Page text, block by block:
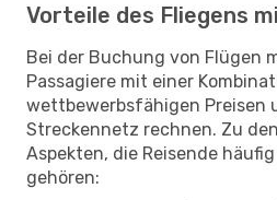
Vorteile des Fliegens
Bei der Buchung von Flügen
Passagiere mit einer
wettbewerbsfähigen Preisen
Streckennetz rechnen. Zu
Aspekten, die Reisende
gehören: